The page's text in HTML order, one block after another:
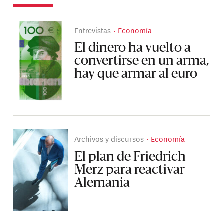
Entrevistas Economía
El dinero ha vuelto a
convertirse en un arma,
hay que armar al euro
Archivos y discursos Economía
El plan de Friedrich
Merz para reactivar
Alemania